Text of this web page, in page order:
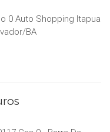
0 Auto Shopping Itapua
/BA